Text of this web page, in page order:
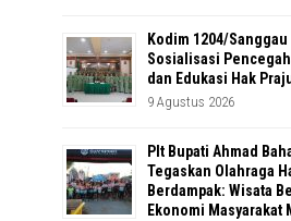
Kodim 1204/
Sosialisasi
dan Edukasi Hak
9 Agustus 2026
Plt Bupati Ahmad
Tegaskan Olahraga
Berdampak: Wisata
Ekonomi Masyarakat